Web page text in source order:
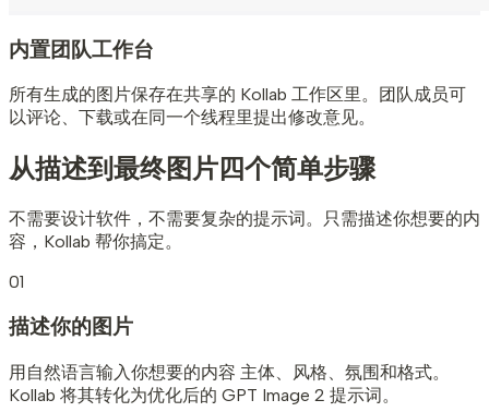
内置团队工作台
所有生成的图片保存在共享的 Kollab 工作区里。团队成员可
以评论、下载或在同一个线程里提出修改意见。
从描述到最终图片四个简单步骤
不需要设计软件，不需要复杂的提示词。只需描述你想要的内
容，Kollab 帮你搞定。
01
描述你的图片
用自然语言输入你想要的内容 主体、风格、氛围和格式。
Kollab 将其转化为优化后的 GPT Image 2 提示词。